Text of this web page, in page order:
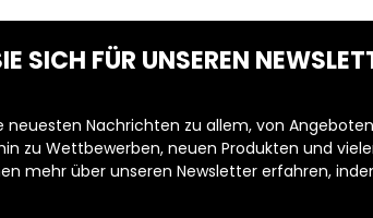
SICH FÜR UNSEREN
neuesten Nachrichten zu allem, von
zu Wettbewerben, neuen Produkten und
mehr über unseren Newsletter erfahren,